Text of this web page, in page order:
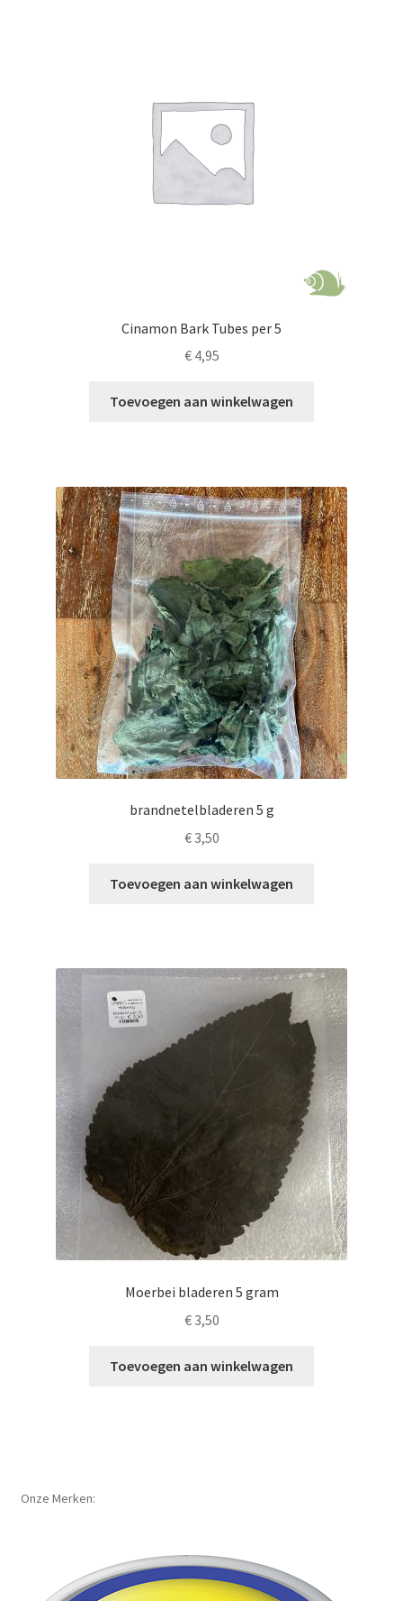
Cinamon Bark Tubes per 5
€4,95
Toevoegen aan winkelwagen
brandnetelbladeren 5 g
€3,50
Toevoegen aan winkelwagen
Moerbei bladeren 5 gram
€3,50
Toevoegen aan winkelwagen
Onze Merken: